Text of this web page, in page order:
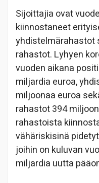
Sijoittajia ovat
kiinnostaneet
yhdistelmärahastot
rahastot. Lyhyen
vuoden aikana
miljardia euroa,
miljoonaa euroa
rahastot 394
rahastoista
vähäriskisinä
joihin on kuluvan
miljardia uutta